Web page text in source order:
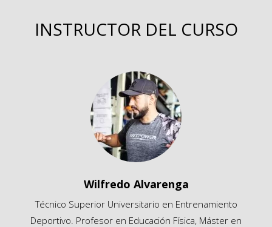
INSTRUCTOR DEL CURSO
Wilfredo Alvarenga
Técnico Superior Universitario en Entrenamiento
Deportivo. Profesor en Educación Física, Máster en